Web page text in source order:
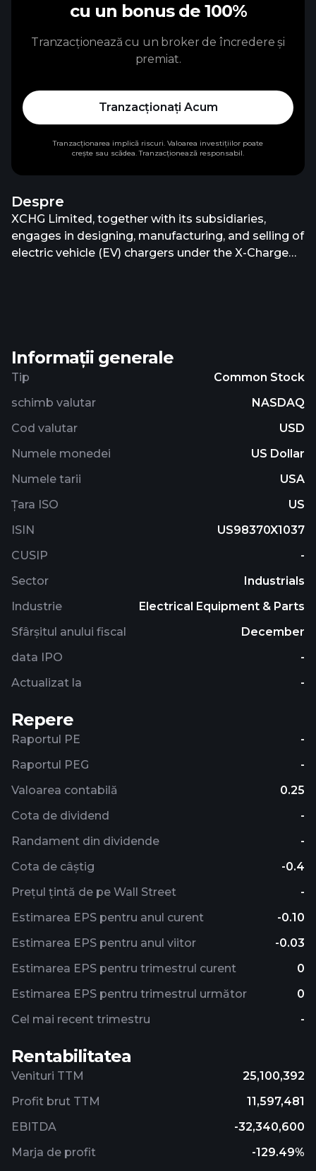
Despre
XCHG Limited, together with its subsidiaries,
engages in designing, manufacturing, and selling of
electric vehicle (EV) chargers under the X-Charge
series and GridLink, as well as software system
upgrades and hardware maintenance services. It
charge point operators. XCHG Limited was
founded in 2015 and is headquartered in Hamburg,
Informații generale
Tip
Common Stock
schimb valutar
NASDAQ
Cod valutar
USD
Numele monedei
US Dollar
Numele tarii
USA
Țara ISO
US
ISIN
US98370X1037
CUSIP
-
Sector
Industrials
Industrie
Electrical Equipment & Parts
Sfârșitul anului fiscal
December
data IPO
-
Actualizat la
-
Repere
Raportul PE
-
Raportul PEG
-
Valoarea contabilă
0.25
Cota de dividend
-
Randament din dividende
-
Cota de câștig
-0.4
Prețul țintă de pe Wall Street
-
Estimarea EPS pentru anul curent
-0.10
Estimarea EPS pentru anul viitor
-0.03
Estimarea EPS pentru trimestrul curent
0
Estimarea EPS pentru trimestrul următor
0
Cel mai recent trimestru
-
Rentabilitatea
Venituri TTM
25,100,392
Profit brut TTM
11,597,481
EBITDA
-32,340,600
Marja de profit
-129.49%
cu un bonus de 100%
Tranzacționează cu un broker de încredere și
premiat.
Tranzacționați Acum
Tranzacționarea implică riscuri. Valoarea investițiilor poate
crește sau scădea. Tranzacționează responsabil.